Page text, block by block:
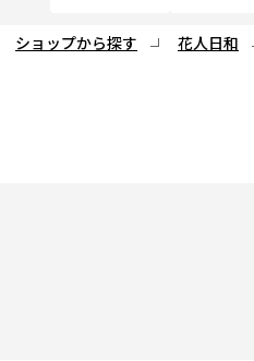
ショップから探す 花人日和